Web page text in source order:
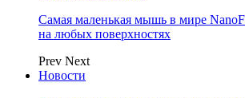
Самая маленькая мышь в мире
на любых поверхностях
Prev Next
Новости